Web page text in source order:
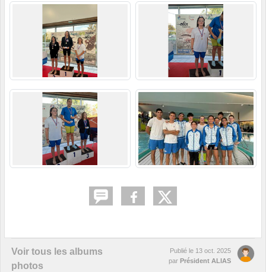
Voir tous les albums
photos
Publié le 13 oct. 2025
par Président ALIAS